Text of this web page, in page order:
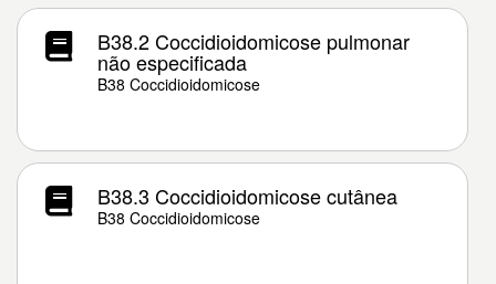
B38.2 Coccidioidomicose pulmonar
não especificada
B38 Coccidioidomicose
B38.3 Coccidioidomicose cutânea
B38 Coccidioidomicose